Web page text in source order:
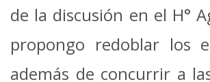
de la discusión en el H°
propongo redoblar los
además de concurrir a